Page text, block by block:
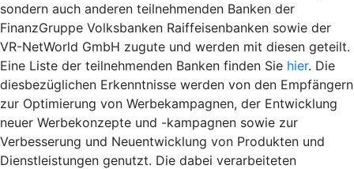
sondern auch anderen teilnehmenden Banken der
FinanzGruppe Volksbanken Raiffeisenbanken sowie der
VR-NetWorld GmbH zugute und werden mit diesen geteilt.
Eine Liste der teilnehmenden Banken finden Sie hier. Die
diesbezüglichen Erkenntnisse werden von den Empfängern
zur Optimierung von Werbekampagnen, der Entwicklung
neuer Werbekonzepte und -kampagnen sowie zur
Verbesserung und Neuentwicklung von Produkten und
Dienstleistungen genutzt. Die dabei verarbeiteten